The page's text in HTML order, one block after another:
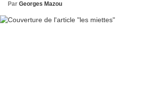
Par Georges Mazou